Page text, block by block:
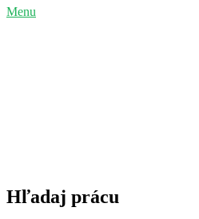
Menu
Hľadaj prácu